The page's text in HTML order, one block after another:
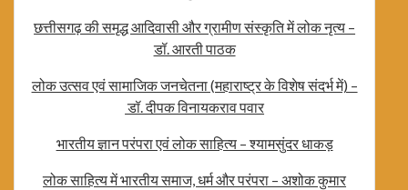
छत्तीसगढ़ की समृद्ध आदिवासी और ग्रामीण संस्कृति में लोक नृत्य –
डॉ. आरती पाठक
लोक उत्सव एवं सामाजिक जनचेतना (महाराष्ट्र के विशेष संदर्भ में) –
डॉ. दीपक विनायकराव पवार
भारतीय ज्ञान परंपरा एवं लोक साहित्य – श्यामसुंदर धाकड़
लोक साहित्य में भारतीय समाज, धर्म और परंपरा – अशोक कुमार